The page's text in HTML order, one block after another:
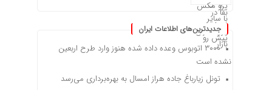
جدیدترین‌های اطلاعات ایران
۳۰۰۰ اتوبوس وعده داده شده هنوز وارد طرح اربعین
نشده است
تونل زیارباغ جاده هراز امسال به بهره‌برداری می‌رسد